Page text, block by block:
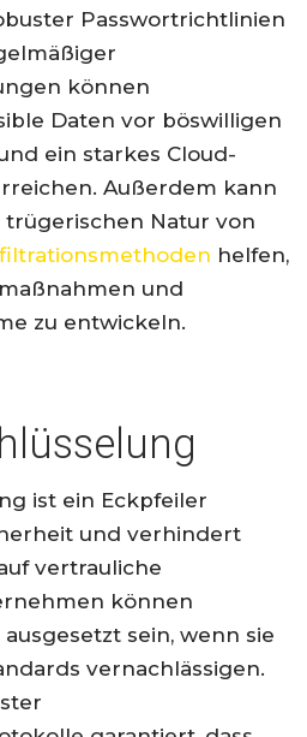
Passwortrichtlinien
können
Daten vor böswilligen
ein starkes Cloud-
Außerdem kann
trügerischen Natur von
helfen,
und
zu entwickeln.
ist ein Eckpfeiler
und verhindert
vertrauliche
können
sein, wenn sie
vernachlässigen.